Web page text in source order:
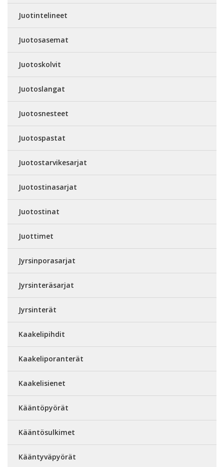
Juotintelineet
Juotosasemat
Juotoskolvit
Juotoslangat
Juotosnesteet
Juotospastat
Juotostarvikesarjat
Juotostinasarjat
Juotostinat
Juottimet
Jyrsinporasarjat
Jyrsinteräsarjat
Jyrsinterät
Kaakelipihdit
Kaakeliporanterät
Kaakelisienet
Kääntöpyörät
Kääntösulkimet
Kääntyväpyörät